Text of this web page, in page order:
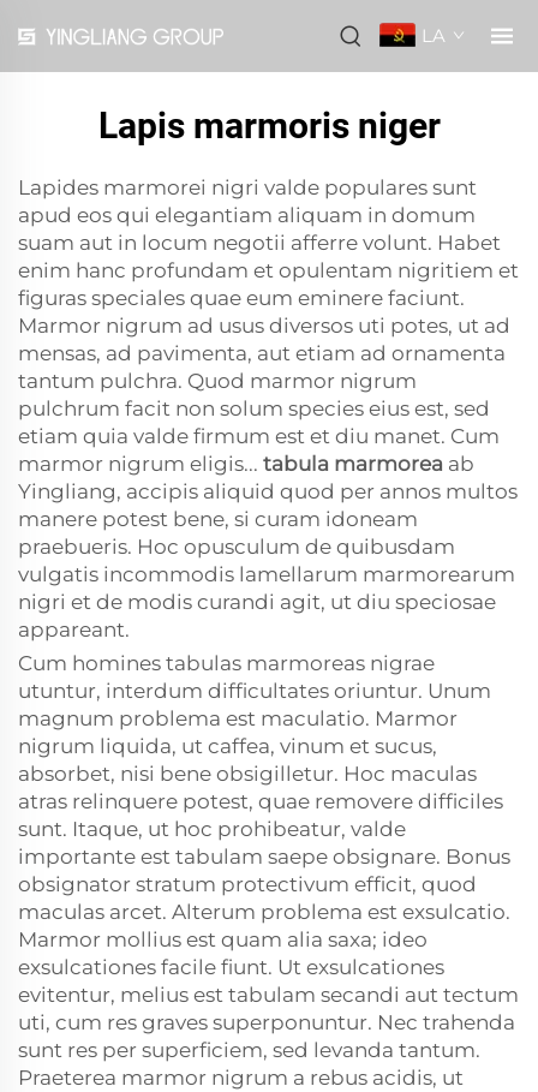
LA
Lapis marmoris niger
Lapides marmorei nigri valde populares sunt
apud eos qui elegantiam aliquam in domum
suam aut in locum negotii afferre volunt. Habet
enim hanc profundam et opulentam nigritiem et
figuras speciales quae eum eminere faciunt.
Marmor nigrum ad usus diversos uti potes, ut ad
mensas, ad pavimenta, aut etiam ad ornamenta
tantum pulchra. Quod marmor nigrum
pulchrum facit non solum species eius est, sed
etiam quia valde firmum est et diu manet. Cum
marmor nigrum eligis... tabula marmorea ab
Yingliang, accipis aliquid quod per annos multos
manere potest bene, si curam idoneam
praebueris. Hoc opusculum de quibusdam
vulgatis incommodis lamellarum marmorearum
nigri et de modis curandi agit, ut diu speciosae
appareant.
Cum homines tabulas marmoreas nigrae
utuntur, interdum difficultates oriuntur. Unum
magnum problema est maculatio. Marmor
nigrum liquida, ut caffea, vinum et sucus,
absorbet, nisi bene obsigilletur. Hoc maculas
atras relinquere potest, quae removere difficiles
sunt. Itaque, ut hoc prohibeatur, valde
importante est tabulam saepe obsignare. Bonus
obsignator stratum protectivum efficit, quod
maculas arcet. Alterum problema est exsulcatio.
Marmor mollius est quam alia saxa; ideo
exsulcationes facile fiunt. Ut exsulcationes
evitentur, melius est tabulam secandi aut tectum
uti, cum res graves superponuntur. Nec trahenda
sunt res per superficiem, sed levanda tantum.
Praeterea marmor nigrum a rebus acidis, ut